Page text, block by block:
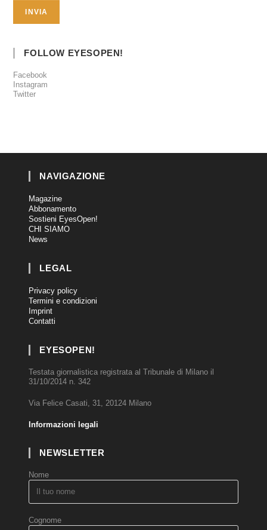
FOLLOW EYESOPEN!
Facebook
Instagram
Twitter
NAVIGAZIONE
Magazine
Abbonamento
Sostieni EyesOpen!
CHI SIAMO
News
LEGAL
Privacy policy
Termini e condizioni
Imprint
Contatti
EYESOPEN!
Testata giornalistica registrata al Tribunale di Milano il
31/10/2014 n. 342
Via Felice Casati, 31, 20124 Milano
Informazioni legali
NEWSLETTER
Nome
Cognome